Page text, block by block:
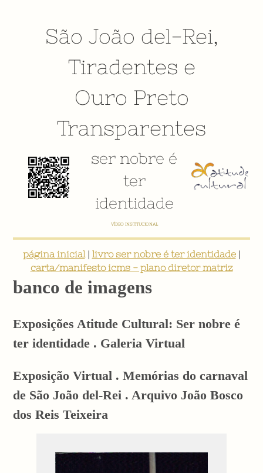
São João del-Rei,
Tiradentes e
Ouro Preto
Transparentes
ser nobre é
ter
identidade
VÍDEO INSTITUCIONAL
página inicial| livro ser nobre é ter identidade|
carta/manifesto icms - plano diretor matriz
banco de imagens
Exposições Atitude Cultural: Ser nobre é
ter identidade . Galeria Virtual
Exposição Virtual . Memórias do carnaval
de São João del-Rei . Arquivo João Bosco
dos Reis Teixeira